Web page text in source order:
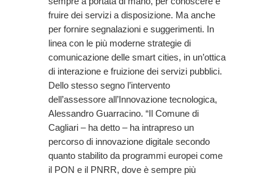
fruire dei servizi a disposizione. Ma anche
per fornire segnalazioni e suggerimenti. In
linea con le più moderne strategie di
comunicazione delle smart cities, in un’ottica
di interazione e fruizione dei servizi pubblici.
Dello stesso segno l’intervento
dell’assessore all’Innovazione tecnologica,
Alessandro Guarracino. “Il Comune di
Cagliari – ha detto – ha intrapreso un
percorso di innovazione digitale secondo
quanto stabilito da programmi europei come
il PON e il PNRR, dove è sempre più